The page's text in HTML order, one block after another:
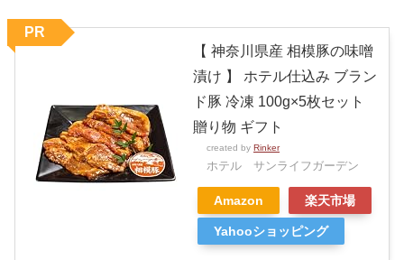
【 神奈川県産 相模豚の味噌
漬け 】 ホテル仕込み ブラン
ド豚 冷凍 100g×5枚セット
贈り物 ギフト
created by Rinker
ホテル サンライフガーデン
Amazon 楽天市場
Yahooショッピング
PR